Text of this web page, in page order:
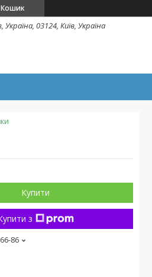
Кошик
03124, Київ, Україна
Купити
з
86